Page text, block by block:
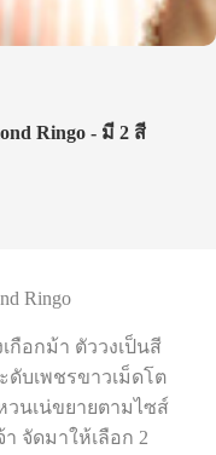
Ringo - มี 2 สี
Ringo
กือกม้า ตัววงเป็นสี
ดับเพชรขาวเม็ดโต
วนเน่ขยายตามไซส์
จัดมาให้เลือก 2